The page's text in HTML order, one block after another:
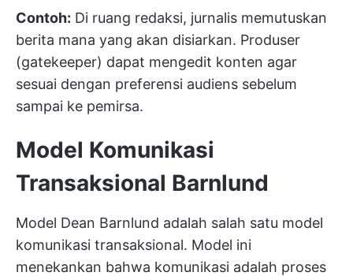
Contoh: Di ruang redaksi, jurnalis memutuskan
berita mana yang akan disiarkan. Produser
(gatekeeper) dapat mengedit konten agar
sesuai dengan preferensi audiens sebelum
sampai ke pemirsa.
Model Komunikasi
Transaksional Barnlund
Model Dean Barnlund adalah salah satu model
komunikasi transaksional. Model ini
menekankan bahwa komunikasi adalah proses